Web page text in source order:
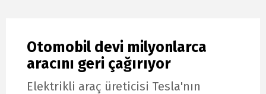
Otomobil devi milyonlarca
aracını geri çağırıyor
Elektrikli araç üreticisi Tesla'nın